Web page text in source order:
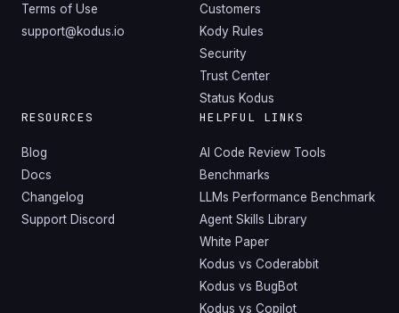
Terms of Use
support@kodus.io
Customers
Kody Rules
Security
Trust Center
Status Kodus
RESOURCES
Blog
Docs
Changelog
Support Discord
HELPFUL LINKS
AI Code Review Tools
Benchmarks
LLMs Performance Benchmark
Agent Skills Library
White Paper
Kodus vs Coderabbit
Kodus vs BugBot
Kodus vs Copilot